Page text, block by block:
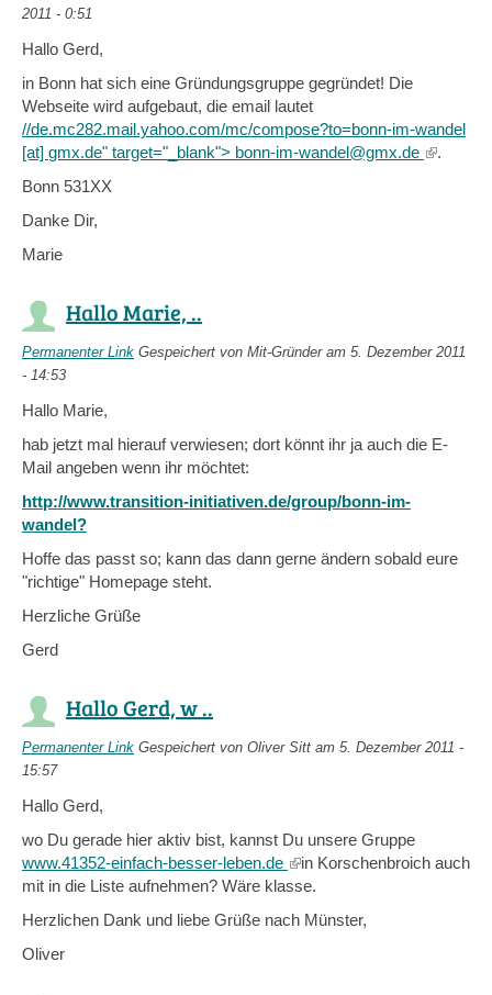
2011 - 0:51
Hallo Gerd,
in Bonn hat sich eine Gründungsgruppe gegründet! Die
Webseite wird aufgebaut, die email lautet
//de.mc282.mail.yahoo.com/mc/compose?to=bonn-im-wandel
[at] gmx.de" target="_blank"> bonn-im-wandel@gmx.de (link
.
Bonn 531XX
Danke Dir,
Marie
Hallo Marie, ..
Permanenter Link Gespeichert von Mit-Gründeram 5. Dezember 2011
- 14:53
Hallo Marie,
hab jetzt mal hierauf verwiesen; dort könnt ihr ja auch die E-
Mail angeben wenn ihr möchtet:
http://www.transition-initiativen.de/group/bonn-im-
wandel?
Hoffe das passt so; kann das dann gerne ändern sobald eure
"richtige" Homepage steht.
Herzliche Grüße
Gerd
Hallo Gerd, w ..
Permanenter Link Gespeichert von Oliver Sitt am 5. Dezember 2011 -
15:57
Hallo Gerd,
wo Du gerade hier aktiv bist, kannst Du unsere Gruppe
www.41352-einfach-besser-leben.de (link
is
in Korschenbroich auch
mit in die Liste aufnehmen? Wäre klasse.
Herzlichen Dank und liebe Grüße nach Münster,
Oliver